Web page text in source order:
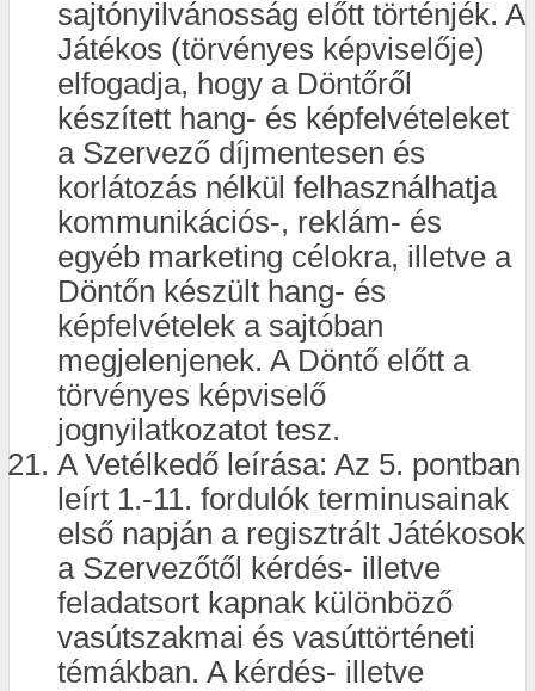
sajtónyilvánosság előtt történjék. A
Játékos (törvényes képviselője)
elfogadja, hogy a Döntőről
készített hang- és képfelvételeket
a Szervező díjmentesen és
korlátozás nélkül felhasználhatja
kommunikációs-, reklám- és
egyéb marketing célokra, illetve a
Döntőn készült hang- és
képfelvételek a sajtóban
megjelenjenek. A Döntő előtt a
törvényes képviselő
jognyilatkozatot tesz.
A Vetélkedő leírása: Az 5. pontban
leírt 1.-11. fordulók terminusainak
első napján a regisztrált Játékosok
a Szervezőtől kérdés- illetve
feladatsort kapnak különböző
vasútszakmai és vasúttörténeti
témákban. A kérdés- illetve